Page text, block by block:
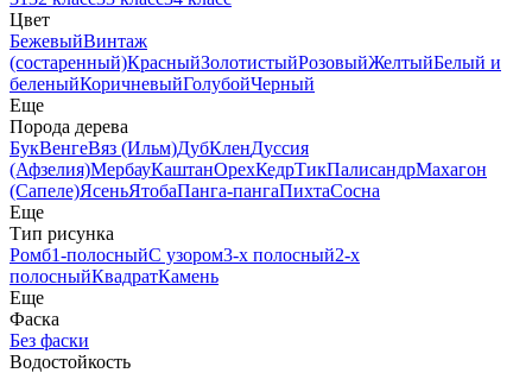
Цвет
БежевыйВинтаж
(состаренный)КрасныйЗолотистыйРозовыйЖелтыйБелый и
беленыйКоричневыйГолубойЧерный
Еще
Порода дерева
БукВенгеВяз (Ильм)ДубКленДуссия
(Афзелия)МербауКаштанОрехКедрТикПалисандрМахагон
(Сапеле)ЯсеньЯтобаПанга-пангаПихтаСосна
Еще
Тип рисунка
Ромб1-полосныйС узором3-х полосный2-х
полосныйКвадратКамень
Еще
Фаска
Без фаски
Водостойкость